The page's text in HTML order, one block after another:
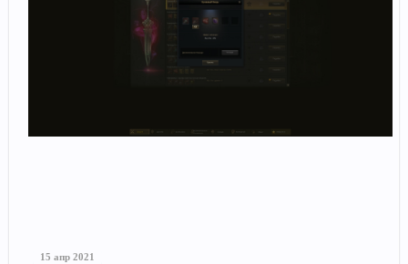
15 апр 2021